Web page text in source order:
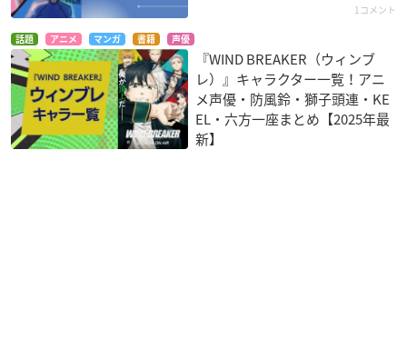
1コメント
話題 アニメ マンガ 書籍 声優
『WIND BREAKER（ウィンブ
レ）』キャラクター一覧！アニ
メ声優・防風鈴・獅子頭連・KE
EL・六方一座まとめ【2025年最
新】